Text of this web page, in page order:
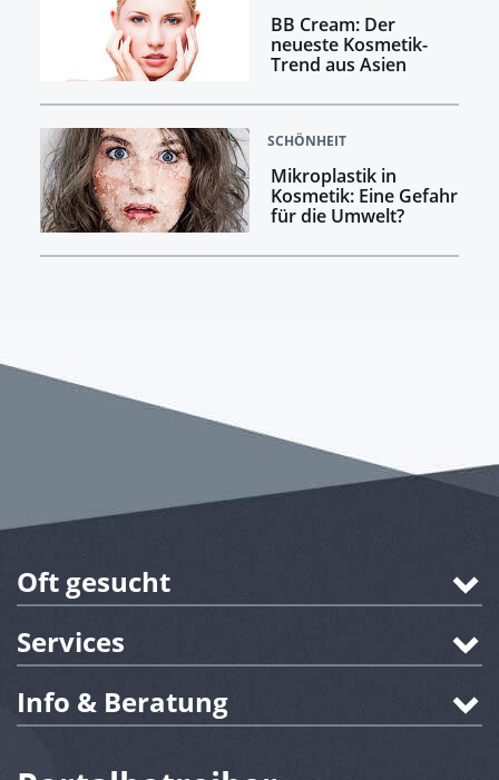
BB Cream: Der
neueste Kosmetik-
Trend aus Asien
SCHÖNHEIT
Mikroplastik in
Kosmetik: Eine Gefahr
für die Umwelt?
Oft gesucht
Services
Info & Beratung